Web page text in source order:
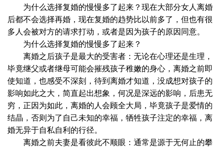
为什么选择复婚的慢慢多了起来？现在大部分女人离婚
后都不会选择再婚，现在复婚的趋势比以前多了，但也有很
多人会被对方的请求打动，或者是因为孩子的原因同意。
为什么选择复婚的慢慢多了起来？
离婚之后孩子是最大的受害者：无论在心理还是生理，
毕竟继父或者继母可能会摧残孩子稚嫩的身心，离婚之前即
使知道，也感受不深刻，待到离婚才知道，没成想对孩子的
影响如此之大，简直起出想象，何况是深远的影响，后患无
穷，正因为如此，离婚的人会顾全大局，毕竟孩子是爱情的
结晶，否则为了自己未知的幸福，牺牲孩子注定的幸福，离
婚无异于自私自利的行径。
离婚之前夫妻是看彼此不顺眼：通常是源于无何止的攀